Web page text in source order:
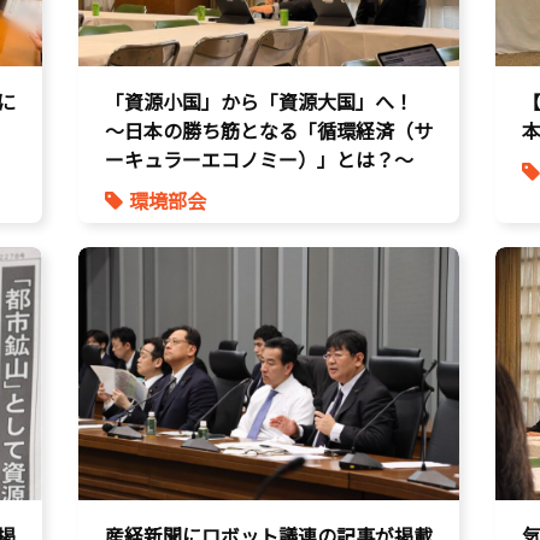
「資源小国」から「資源大国」へ！
〜日本の勝ち筋となる「循環経済（サ
ーキュラーエコノミー）」とは？〜
環境部会